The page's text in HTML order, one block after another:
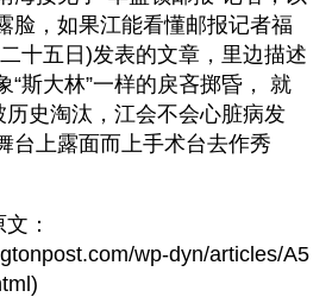
脸，如果江能看懂邮报记者福
十五日)发表的文章，里边描述
“斯大林”一样的戾吝掷昏， 就
历史淘汰，江会不会心脏病发
台上露面而上手术台去作秀
：
wp-dyn/articles/A5